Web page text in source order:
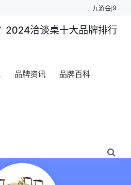
九游会j9
2024洽谈桌十大品牌排行
品牌资讯 品牌百科